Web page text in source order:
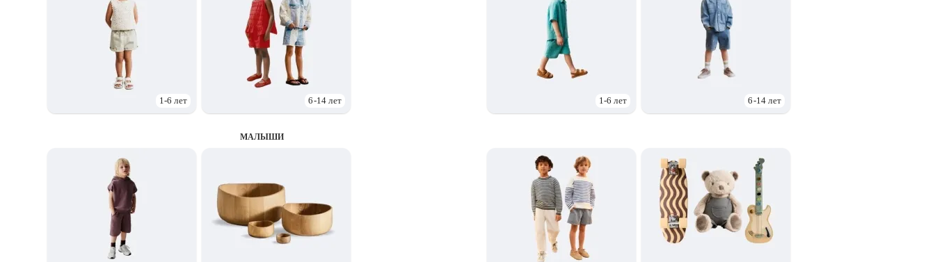
1-6 лет 6-14 лет 1-6 лет 6-14 лет
МАЛЫШИ